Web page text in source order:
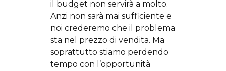
il budget non servirà a molto.
Anzi non sarà mai sufficiente e
noi crederemo che il problema
sta nel prezzo di vendita. Ma
soprattutto stiamo perdendo
tempo con l’opportunità